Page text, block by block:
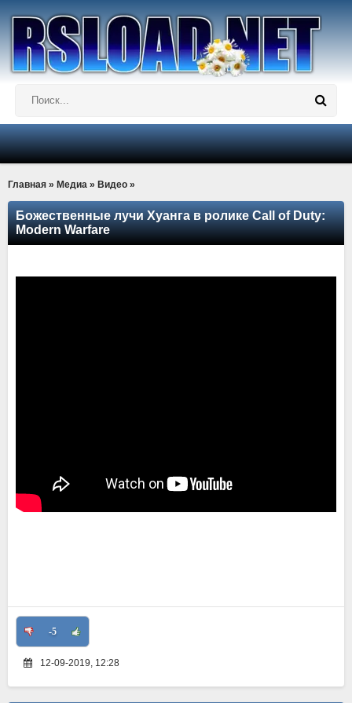
Главная » Медиа » Видео »
Божественные лучи Хуанга в ролике Call of Duty:
Modern Warfare
-5
12-09-2019, 12:28